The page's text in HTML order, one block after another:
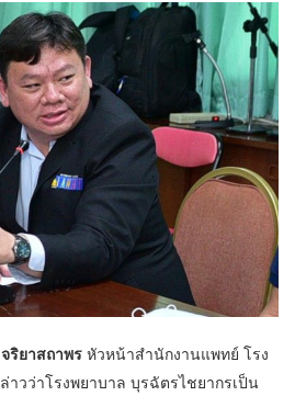
ริยาสถาพร หัวหน้าสำนักงานแพทย์ โรง
วว่าโรงพยาบาล บุรฉัตรไชยากรเป็น